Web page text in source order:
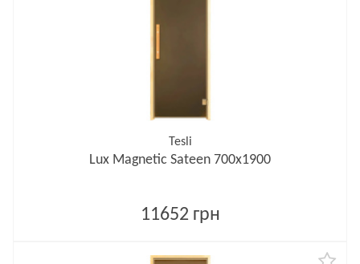
Tesli
Lux Magnetic Sateen 700х1900
11652 грн